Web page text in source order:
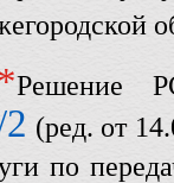
Решение
(ред. от
по